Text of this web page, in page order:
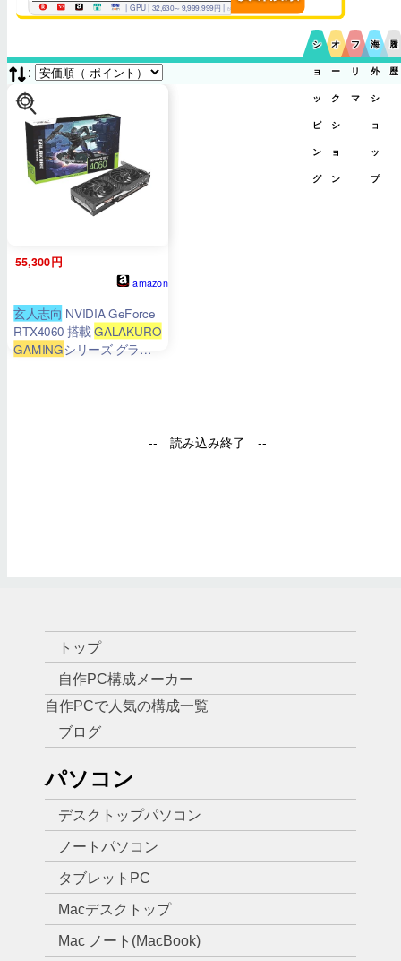
トップ
自作PC構成メーカー
自作PCで人気の構成一覧
ブログ
パソコン
デスクトップパソコン
ノートパソコン
タブレットPC
Macデスクトップ
Mac ノート(MacBook)